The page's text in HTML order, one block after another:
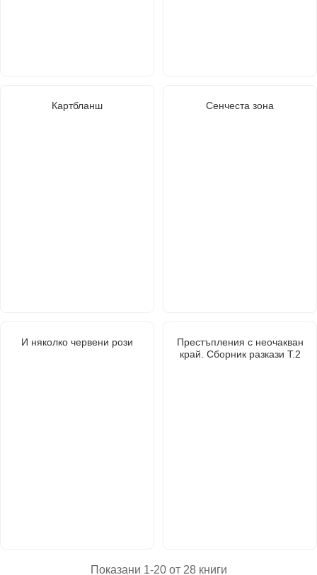
Картбланш Сенчеста зона
И няколко червени рози
Престъпления с неочакван
край. Сборник разкази Т.2
Показани 1-20 от 28 книги